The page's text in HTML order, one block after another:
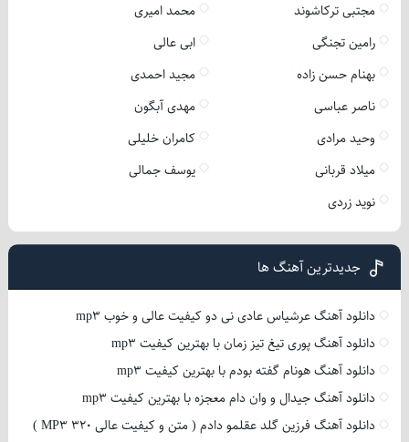
مجتبی ترکاشوند
محمد امیری
رامین تجنگی
ابی عالی
بهنام حسن زاده
مجید احمدی
ناصر عباسی
مهدی آبگون
وحید مرادی
کامران خلیلی
میلاد قربانی
یوسف جمالی
نوید زردی
جدیدترین آهنگ ها
دانلود آهنگ عرشیاس عادی نی دو کیفیت عالی و خوب mp3
دانلود آهنگ پوری تیغ تیز زمان با بهترین کیفیت mp3
دانلود آهنگ هونام گفته بودم با بهترین کیفیت mp3
دانلود آهنگ جیدال و وان دام معجزه با بهترین کیفیت mp3
دانلود آهنگ فرزین گلد عقلمو دادم ( متن و کیفیت عالی 320 MP3 )